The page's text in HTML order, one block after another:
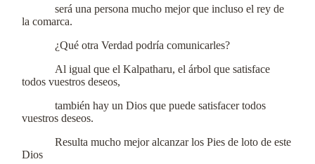
será una persona mucho mejor que incluso el rey de
la comarca.
¿Qué otra Verdad podría comunicarles?
Al igual que el Kalpatharu, el árbol que satisface
todos vuestros deseos,
también hay un Dios que puede satisfacer todos
vuestros deseos.
Resulta mucho mejor alcanzar los Pies de loto de este
Dios